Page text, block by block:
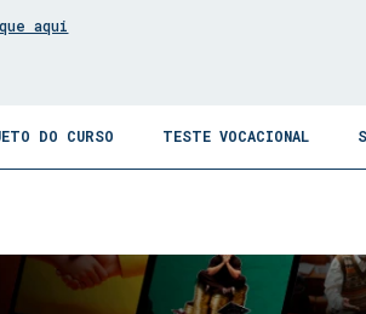
aqui
DO CURSO TESTE VOCACIONAL